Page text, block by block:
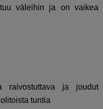
väleihin ja on vaikea
raivostuttava ja joudut
tuntia